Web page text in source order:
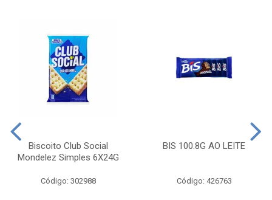
Biscoito Club Social
Mondelez Simples 6X24G
Código: 302988
BIS 100.8G AO LEITE
Código: 426763